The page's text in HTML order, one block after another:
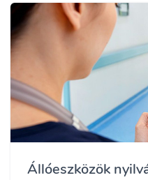
Állóeszközök